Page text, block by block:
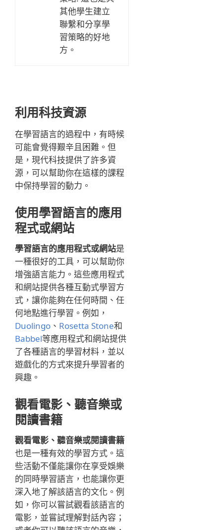
其他學生建立
聯繫和分享學
習策略的好地
方。
利用科技資源
在學習語言的過程中，有時候
可能會覺得艱辛且困難。但
是，現代科技提供了許多資
源，可以幫助你在這樣的課程
中保持學習的動力。
使用學習語言的應用
程式或網站
學習語言的應用程式或網站是
一種很好的工具，可以幫助你
增強語言能力。這些應用程式
和網站提供各種互動式學習方
式，讓你能夠在任何時間、任
何地點進行學習。例如，
Duolingo 、 Rosetta Stone和
Babbel等應用程式和網站提供
了各種語言的學習材料，並以
遊戲化的方式來提升學習者的
興趣。
觀看電影、聽音樂或
閱讀書籍
觀看電影、聽音樂或閱讀書籍
也是一種有效的學習方式。這
些活動不僅能讓你在享受娛樂
的同時學習語言，也能讓你更
深入地了解該語言的文化。例
如，你可以嘗試觀看該語言的
電影，並嘗試理解對話內容；